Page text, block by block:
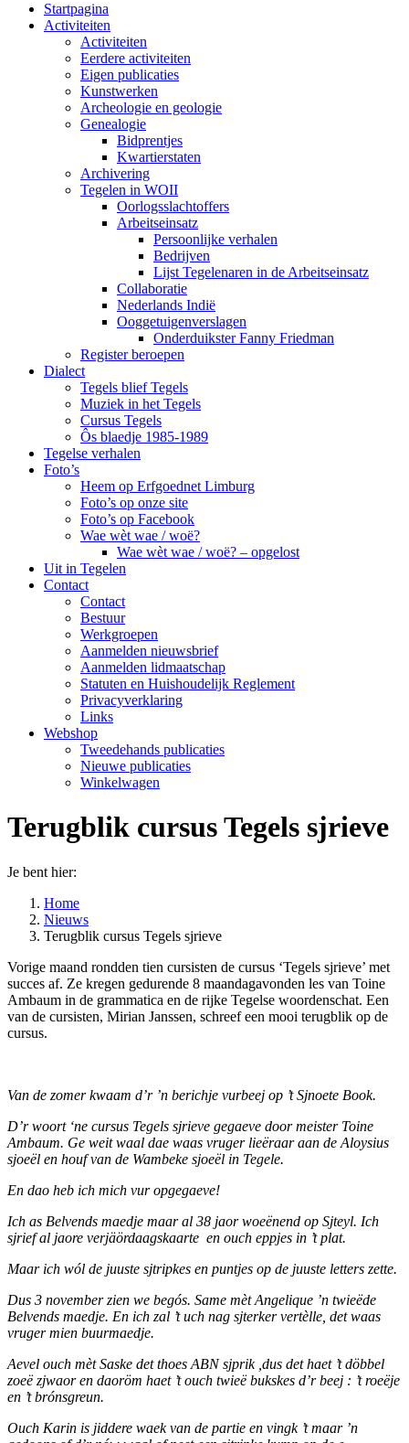
Startpagina
Activiteiten
Activiteiten
Eerdere activiteiten
Eigen publicaties
Kunstwerken
Archeologie en geologie
Genealogie
Bidprentjes
Kwartierstaten
Archivering
Tegelen in WOII
Oorlogsslachtoffers
Arbeitseinsatz
Persoonlijke verhalen
Bedrijven
Lijst Tegelenaren in de Arbeitseinsatz
Collaboratie
Nederlands Indië
Ooggetuigenverslagen
Onderduikster Fanny Friedman
Register beroepen
Dialect
Tegels blief Tegels
Muziek in het Tegels
Cursus Tegels
Ôs blaedje 1985-1989
Tegelse verhalen
Foto’s
Heem op Erfgoednet Limburg
Foto’s op onze site
Foto’s op Facebook
Wae wèt wae / woë?
Wae wèt wae / woë? – opgelost
Uit in Tegelen
Contact
Contact
Bestuur
Werkgroepen
Aanmelden nieuwsbrief
Aanmelden lidmaatschap
Statuten en Huishoudelijk Reglement
Privacyverklaring
Links
Webshop
Tweedehands publicaties
Nieuwe publicaties
Winkelwagen
Terugblik cursus Tegels sjrieve
Je bent hier:
Home
Nieuws
Terugblik cursus Tegels sjrieve
Vorige maand rondden tien cursisten de cursus ‘Tegels sjrieve’ met
succes af. Ze kregen gedurende 8 maandagavonden les van Toine
Ambaum in de grammatica en de rijke Tegelse woordenschat. Een
van de cursisten, Mirian Janssen, schreef een mooi terugblik op de
cursus.
Van de zomer kwaam d’r ’n berichje vurbeej op ’t Sjnoete Book.
D’r woort ‘ne cursus Tegels sjrieve gegaeve door meister Toine
Ambaum. Ge weit waal dae waas vruger lieëraar aan de Aloysius
sjoeël en houf van de Wambeke sjoeël in Tegele.
En dao heb ich mich vur opgegaeve!
Ich as Belvends maedje maar al 38 jaor woeënend op Sjteyl. Ich
sjrief al jaore verjäördaagskaarte en ouch eppjes in ’t plat.
Maar ich wól de juuste sjtripkes en puntjes op de juuste letters zette.
Dus 3 november zien we begós. Same mèt Angelique ’n twieëde
Belvends maedje. En ich zal ’t uch nag sjterker vertèlle, det waas
vruger mien buurmaedje.
Aevel ouch mèt Saske det thoes ABN sjprik ,dus det haet ’t döbbel
zoeë zjwaor en daoröm haet ’t ouch twieë bukskes d’r beej : ’t roeëje
en ’t brónsgreun.
Ouch Karin is jiddere waek van de partie en vingk ’t maar ’n